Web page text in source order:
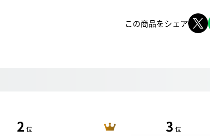
この商品をシェア
2 位 3 位